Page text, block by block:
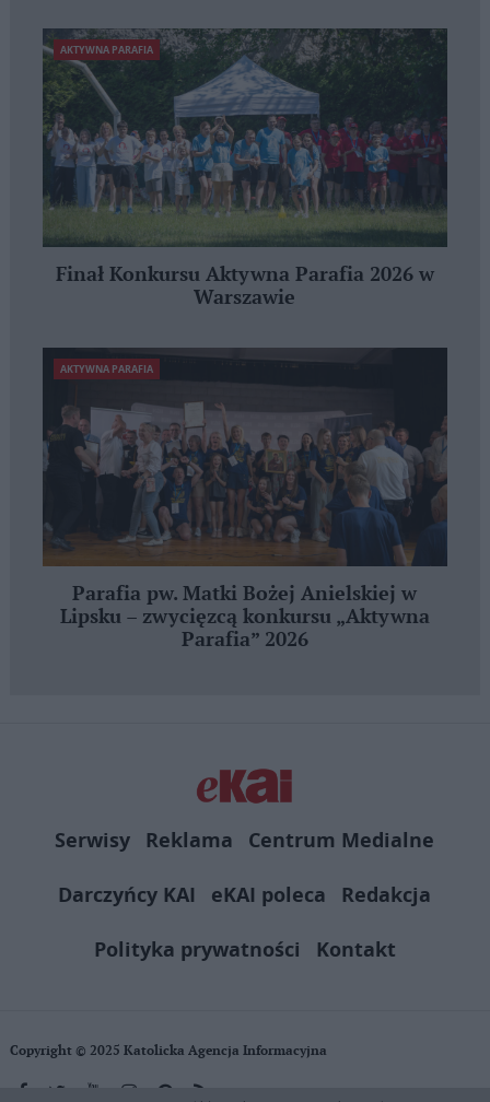
AKTYWNA PARAFIA
Finał Konkursu Aktywna Parafia 2026 w
Warszawie
AKTYWNA PARAFIA
Parafia pw. Matki Bożej Anielskiej w
Lipsku – zwycięzcą konkursu „Aktywna
Parafia” 2026
Serwisy Reklama
Centrum Medialne
Darczyńcy KAI
eKAI poleca
Redakcja
Polityka prywatności
Kontakt
Copyright © 2025 Katolicka Agencja Informacyjna